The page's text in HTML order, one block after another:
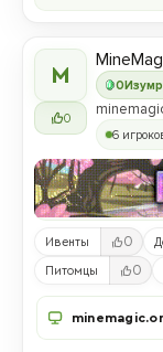
M
0
0
6
Ивенты 0
Питомцы 0